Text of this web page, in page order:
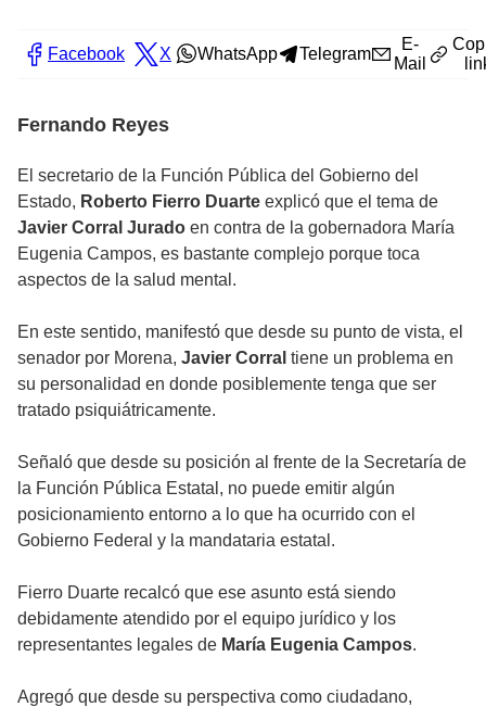
Facebook X WhatsApp Telegram
E-
Mail
Fernando Reyes
El secretario de la Función Pública del Gobierno del
Estado, Roberto Fierro Duarte explicó que el tema de
Javier Corral Jurado en contra de la gobernadora María
Eugenia Campos, es bastante complejo porque toca
aspectos de la salud mental.
En este sentido, manifestó que desde su punto de vista, el
senador por Morena, Javier Corral tiene un problema en
su personalidad en donde posiblemente tenga que ser
tratado psiquiátricamente.
Señaló que desde su posición al frente de la Secretaría de
la Función Pública Estatal, no puede emitir algún
posicionamiento entorno a lo que ha ocurrido con el
Gobierno Federal y la mandataria estatal.
Fierro Duarte recalcó que ese asunto está siendo
debidamente atendido por el equipo jurídico y los
representantes legales de María Eugenia Campos.
Agregó que desde su perspectiva como ciudadano,